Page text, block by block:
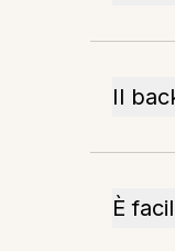
Il
È